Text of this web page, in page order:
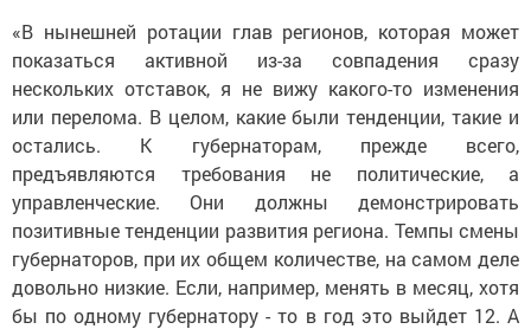
«В нынешней ротации глав регионов, которая может
показаться активной из-за совпадения сразу
нескольких отставок, я не вижу какого-то изменения
или перелома. В целом, какие были тенденции, такие и
остались. К губернаторам, прежде всего,
предъявляются требования не политические, а
управленческие. Они должны демонстрировать
позитивные тенденции развития региона. Темпы смены
губернаторов, при их общем количестве, на самом деле
довольно низкие. Если, например, менять в месяц, хотя
бы по одному губернатору - то в год это выйдет 12. А